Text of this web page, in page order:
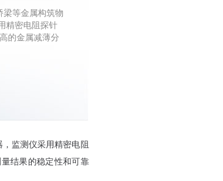
梁等金属构筑物
精密电阻探针
的金属减薄分
监测仪采用精密电阻
结果的稳定性和可靠